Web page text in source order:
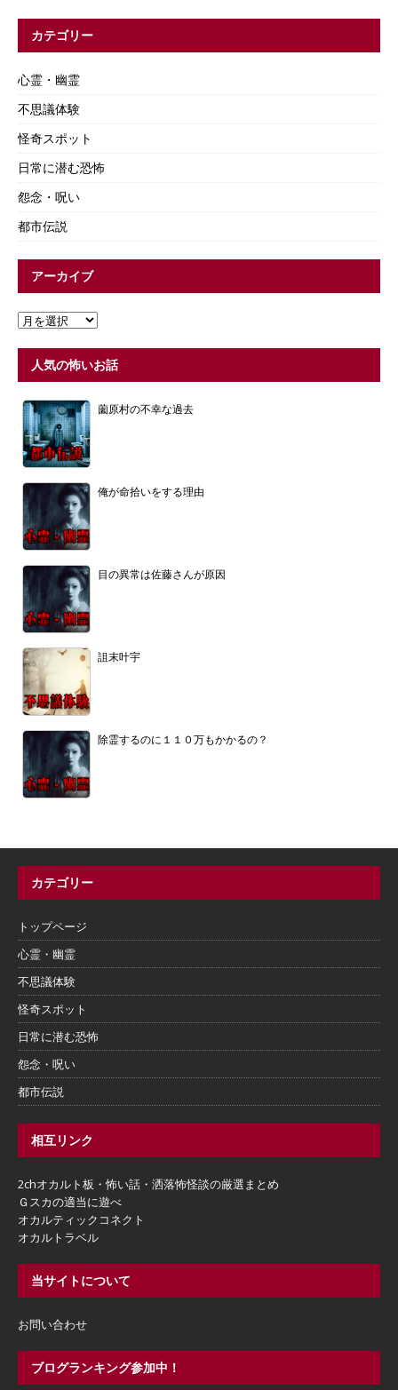
カテゴリー
心霊・幽霊
不思議体験
怪奇スポット
日常に潜む恐怖
怨念・呪い
都市伝説
アーカイブ
人気の怖いお話
薗原村の不幸な過去
俺が命拾いをする理由
目の異常は佐藤さんが原因
詛末叶宇
除霊するのに１１０万もかかるの？
カテゴリー
トップページ
心霊・幽霊
不思議体験
怪奇スポット
日常に潜む恐怖
怨念・呪い
都市伝説
相互リンク
2chオカルト板・怖い話・洒落怖怪談の厳選まとめ
Ｇスカの適当に遊べ
オカルティックコネクト
オカルトラベル
当サイトについて
お問い合わせ
ブログランキング参加中！